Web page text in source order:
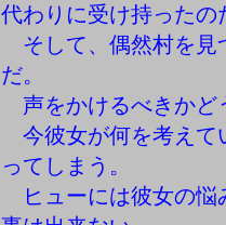
代わりに受け持ったの
そして、偶然村を見
だ。
声をかけるべきかど
今彼女が何を考えて
ってしまう。
ヒューには彼女の悩